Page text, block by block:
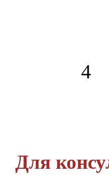
4
Для